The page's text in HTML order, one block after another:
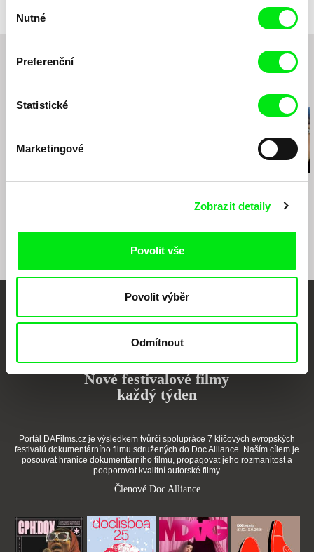
souhlasu
Nutné
Preferenční
Statistické
Marketingové
Zobrazit detaily
Povolit vše
Povolit výběr
Odmítnout
Thomas A. Østbye Željka Suková Sepideh Farsi
Vaše online
dokumentární kino
Nové festivalové filmy
každý týden
Portál DAFilms.cz je výsledkem tvůrčí spolupráce 7 klíčových evropských
festivalů dokumentárního filmu sdružených do Doc Alliance. Naším cílem je
posouvat hranice dokumentárního filmu, propagovat jeho rozmanitost a
podporovat kvalitní autorské filmy.
Členové Doc Alliance